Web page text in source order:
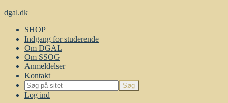
dgal.dk
SHOP
Indgang for studerende
Om DGAL
Om SSOG
Anmeldelser
Kontakt
Log ind